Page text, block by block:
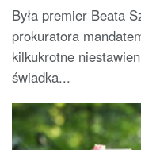
Była premier Beata
prokuratora
kilkukrotne
świadka...